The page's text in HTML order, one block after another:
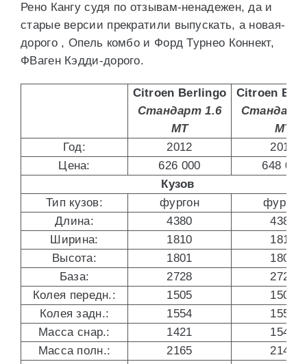
Рено Кангу судя по отзывам-ненадежен, да и
старые версии прекратили выпускать, а новая-
дорого , Опель комбо и Форд Турнео Коннект,
ФВаген Кэдди-дорого.
Citroen Berlingo
Стандарт 1.6
MT
Citroen
Стандарт
MT
Год:
2012
2012
Цена:
626 000
648 000
Кузов
Тип кузов:
фургон
фургон
Длина:
4380
4380
Ширина:
1810
1810
Высота:
1801
1801
База:
2728
2728
Колея передн.:
1505
1505
Колея задн.:
1554
1554
Масса снар.:
1421
1547
Масса полн.:
2165
2145